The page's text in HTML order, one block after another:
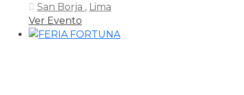
San Borja , Lima
Ver Evento